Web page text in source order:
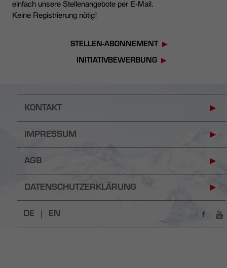
einfach unsere Stellenangebote per E-Mail.
Keine Registrierung nötig!
STELLEN-ABONNEMENT
INITIATIVBEWERBUNG
KONTAKT
IMPRESSUM
AGB
DATENSCHUTZERKLÄRUNG
DE | EN